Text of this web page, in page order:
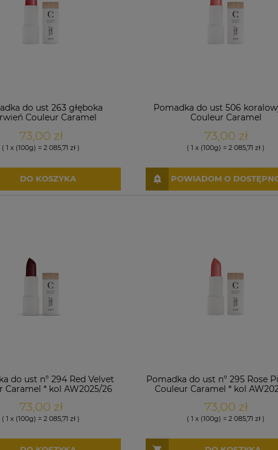
do ust 263 głęboka
Couleur Caramel
73,00 zł
( 1 x (100g) = 2 085,71 zł )
DO KOSZYKA
Pomadka do ust 506
Couleur Caramel
73,00 zł
( 1 x (100g) = 2 085,71 zł )
POWIADOM O
do ust n° 294 Red Velvet
Caramel * kol AW2025/26
73,00 zł
( 1 x (100g) = 2 085,71 zł )
Pomadka do ust n° 295 Rose
Couleur Caramel * kol
73,00 zł
( 1 x (100g) = 2 085,71 zł )